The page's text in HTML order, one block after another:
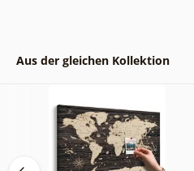
Aus der gleichen Kollektion